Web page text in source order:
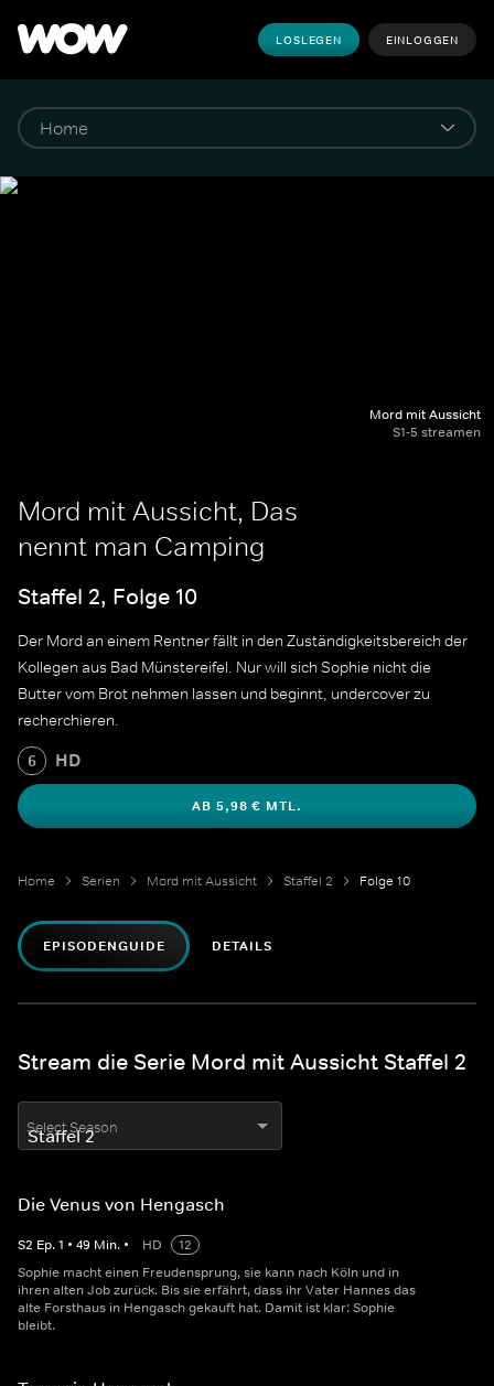
LOSLEGEN EINLOGGEN
Mord mit Aussicht
S1-5 streamen
Mord mit Aussicht, Das
nennt man Camping
Staffel 2, Folge 10
Der Mord an einem Rentner fällt in den Zuständigkeitsbereich der
Kollegen aus Bad Münstereifel. Nur will sich Sophie nicht die
Butter vom Brot nehmen lassen und beginnt, undercover zu
recherchieren.
6 HD
AB 5,98 € MTL.
Home Serien Mord mit Aussicht Staffel 2 Folge 10
EPISODENGUIDE DETAILS
Stream die Serie Mord mit Aussicht Staffel 2
Select Season
Die Venus von Hengasch
S2 Ep.1 • 49 Min. • HD
12
Sophie macht einen Freudensprung, sie kann nach Köln und in
ihren alten Job zurück. Bis sie erfährt, dass ihr Vater Hannes das
alte Forsthaus in Hengasch gekauft hat. Damit ist klar: Sophie
bleibt.